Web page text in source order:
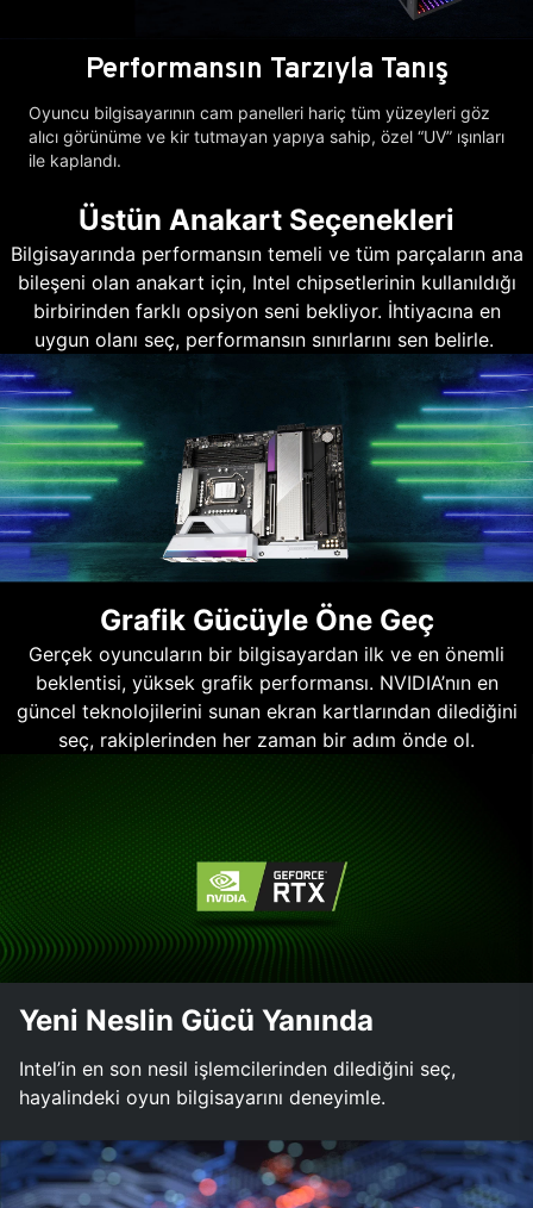
Performansın Tarzıyla Tanış
Oyuncu bilgisayarının cam panelleri hariç tüm yüzeyleri göz
alıcı görünüme ve kir tutmayan yapıya sahip, özel “UV” ışınları
ile kaplandı.
Üstün Anakart Seçenekleri
Bilgisayarında performansın temeli ve tüm parçaların ana
bileşeni olan anakart için, Intel chipsetlerinin kullanıldığı
birbirinden farklı opsiyon seni bekliyor. İhtiyacına en
uygun olanı seç, performansın sınırlarını sen belirle.
Grafik Gücüyle Öne Geç
Gerçek oyuncuların bir bilgisayardan ilk ve en önemli
beklentisi, yüksek grafik performansı. NVIDIA’nın en
güncel teknolojilerini sunan ekran kartlarından dilediğini
seç, rakiplerinden her zaman bir adım önde ol.
Yeni Neslin Gücü Yanında
Intel’in en son nesil işlemcilerinden dilediğini seç,
hayalindeki oyun bilgisayarını deneyimle.